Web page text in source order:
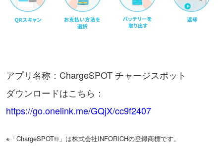
アプリ名称：ChargeSPOT チャージスポット
ダウンロードはこちら：
https://go.onelink.me/GQjX/cc9f2407
※「ChargeSPOT®」は株式会社INFORICHの登録商標です。